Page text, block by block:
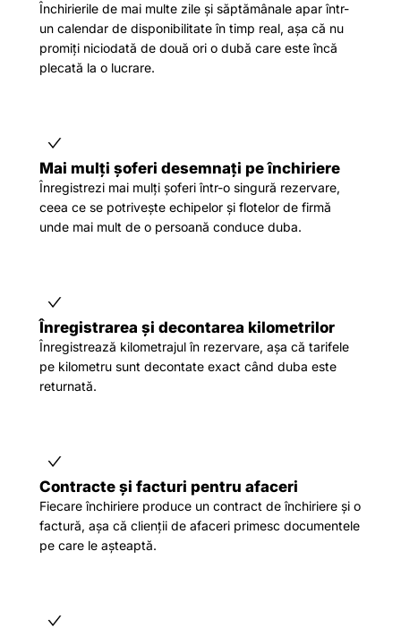
Închirierile de mai multe zile și săptămânale apar într-
un calendar de disponibilitate în timp real, așa că nu
promiți niciodată de două ori o dubă care este încă
plecată la o lucrare.
Mai mulți șoferi desemnați pe închiriere
Înregistrezi mai mulți șoferi într-o singură rezervare,
ceea ce se potrivește echipelor și flotelor de firmă
unde mai mult de o persoană conduce duba.
Înregistrarea și decontarea kilometrilor
Înregistrează kilometrajul în rezervare, așa că tarifele
pe kilometru sunt decontate exact când duba este
returnată.
Contracte și facturi pentru afaceri
Fiecare închiriere produce un contract de închiriere și o
factură, așa că clienții de afaceri primesc documentele
pe care le așteaptă.